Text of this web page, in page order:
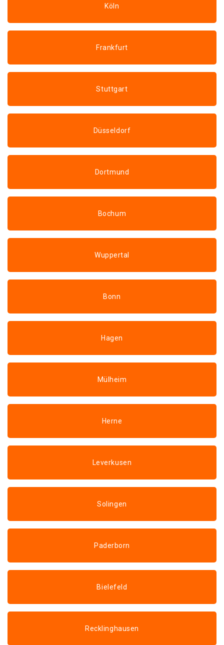
Köln
Frankfurt
Stuttgart
Düsseldorf
Dortmund
Bochum
Wuppertal
Bonn
Hagen
Mülheim
Herne
Leverkusen
Solingen
Paderborn
Bielefeld
Recklinghausen